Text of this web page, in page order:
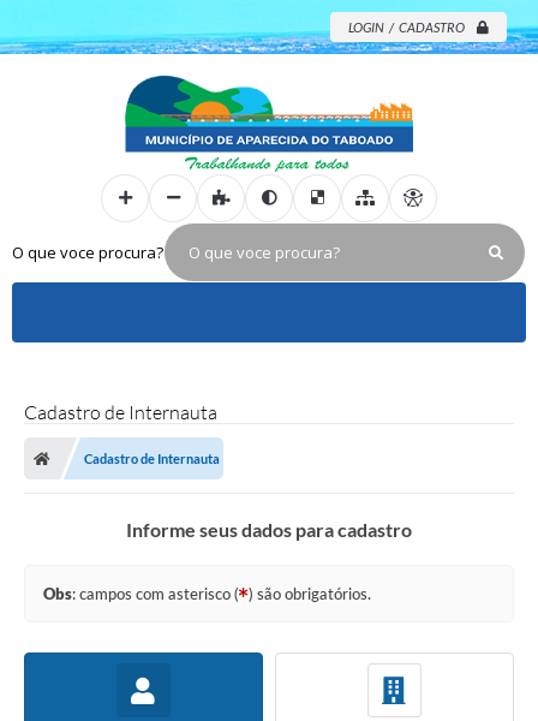
LOGIN / CADASTRO
O que voce procura?
Cadastro de Internauta
Cadastro de Internauta
Informe seus dados para cadastro
Obs: campos com asterisco ( ) são obrigatórios.